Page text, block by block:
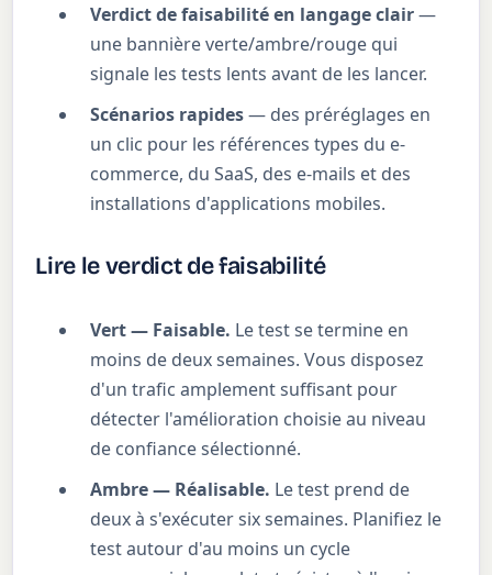
Verdict de faisabilité en langage clair—
une bannière verte/ambre/rouge qui
signale les tests lents avant de les lancer.
Scénarios rapides— des préréglages en
un clic pour les références types du e-
commerce, du SaaS, des e-mails et des
installations d'applications mobiles.
Lire le verdict de faisabilité
Vert — Faisable. Le test se termine en
moins de deux semaines. Vous disposez
d'un trafic amplement suffisant pour
détecter l'amélioration choisie au niveau
de confiance sélectionné.
Ambre — Réalisable. Le test prend de
deux à s'exécuter six semaines. Planifiez le
test autour d'au moins un cycle